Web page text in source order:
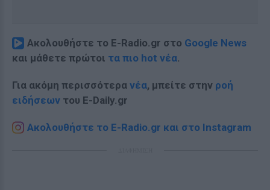
Ακολουθήστε το E-Radio.gr στο Google News
και μάθετε πρώτοι τα πιο hot νέα.
Για ακόμη περισσότερα νέα, μπείτε στην ροή
ειδήσεων του E-Daily.gr
Ακολουθήστε το E-Radio.gr και στο Instagram